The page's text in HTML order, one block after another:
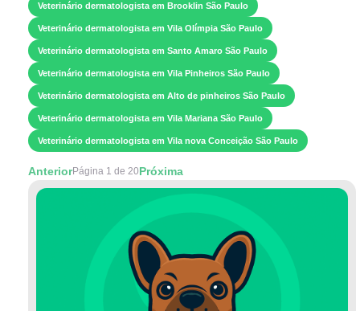
Veterinário dermatologista em Brooklin São Paulo
Veterinário dermatologista em Vila Olímpia São Paulo
Veterinário dermatologista em Santo Amaro São Paulo
Veterinário dermatologista em Vila Pinheiros São Paulo
Veterinário dermatologista em Alto de pinheiros São Paulo
Veterinário dermatologista em Vila Mariana São Paulo
Veterinário dermatologista em Vila nova Conceição São Paulo
AnteriorPágina 1 de 20Próxima